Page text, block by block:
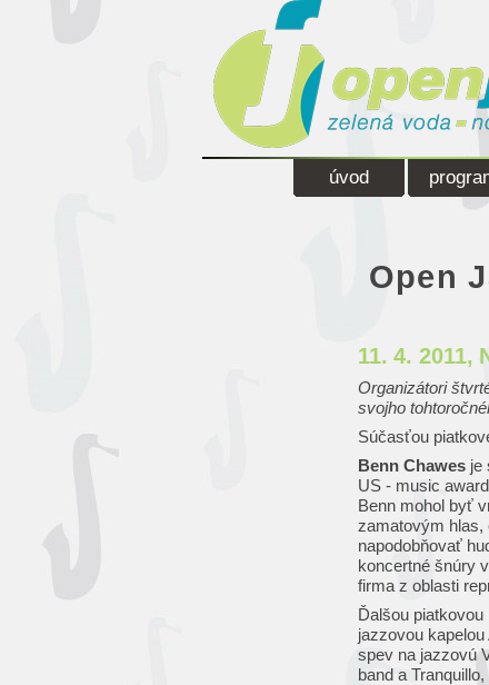
úvod
Open
11. 4. 2011,
Organizátori
svojho
Súčasťou
Benn Chawes je
US - music
Benn mohol byť
zamatovým hlas,
napodobňovať
koncertné šnúry
firma z oblasti
Ďalšou
jazzovou
spev na jazzovú
band a